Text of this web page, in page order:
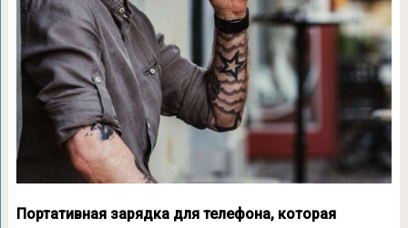
Портативная зарядка для телефона, которая